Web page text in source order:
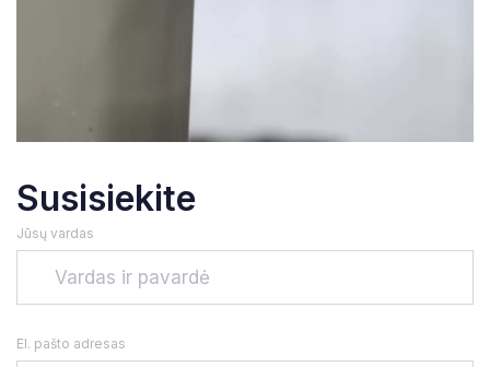
Susisiekite
Jūsų vardas
El. pašto adresas